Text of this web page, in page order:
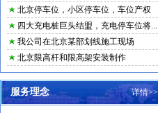
北京停车位，小区停车位，车位产权
四大充电桩巨头结盟，充电停车位将...
我公司在北京某部划线施工现场
北京限高杆和限高架安装制作
详情>>
服务理念
人员以周到、细致、热忱、及时的服务，
让客户轻松自如，无后顾之忧的使用产
品，能真正体验到我们的产品为客户带来
的方便和创造的价值。
二、服务承诺及原则
1、及时响应客户的招唤，主动上门
服务，快速处理产品问题。